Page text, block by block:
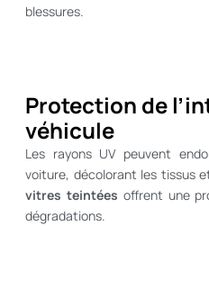
blessures.
Protection de
véhicule
Les rayons UV peuvent
voiture, décolorant les tissus
vitres teintées offrent une
dégradations.